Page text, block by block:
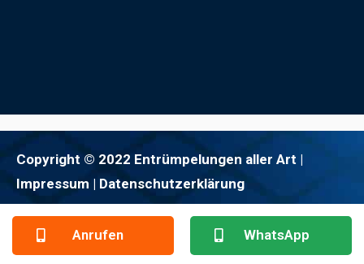
Copyright © 2022 Entrümpelungen aller Art |
Impressum | Datenschutzerklärung
Anrufen WhatsApp